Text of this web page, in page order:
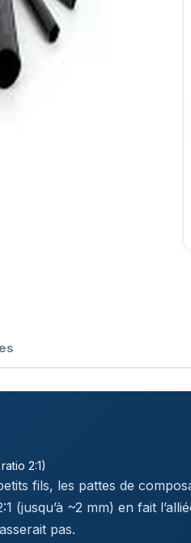
2:1)
fils, les pattes de
(jusqu’à ~2 mm) en fait
pas.